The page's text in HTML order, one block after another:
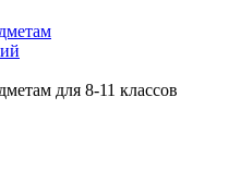
для 8-11 классов